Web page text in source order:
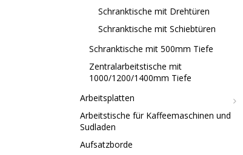
Schranktische mit Drehtüren
Schranktische mit Schiebtüren
Schranktische mit 500mm Tiefe
Zentralarbeitstische mit
1000/1200/1400mm Tiefe
Arbeitsplatten
Arbeitstische für Kaffeemaschinen und
Sudladen
Aufsatzborde